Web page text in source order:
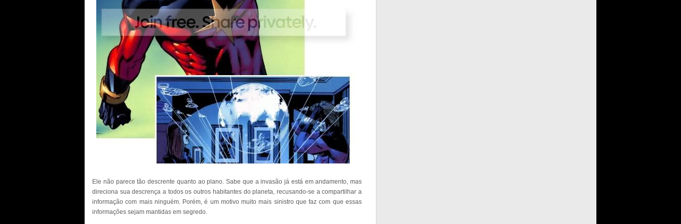
Ele não parece tão descrente quanto ao plano. Sabe que a invasão já está em andamento, mas
direciona sua descrença a todos os outros habitantes do planeta, recusando-se a compartilhar a
informação com mais ninguém. Porém, é um motivo muito mais sinistro que faz com que essas
informações sejam mantidas em segredo.